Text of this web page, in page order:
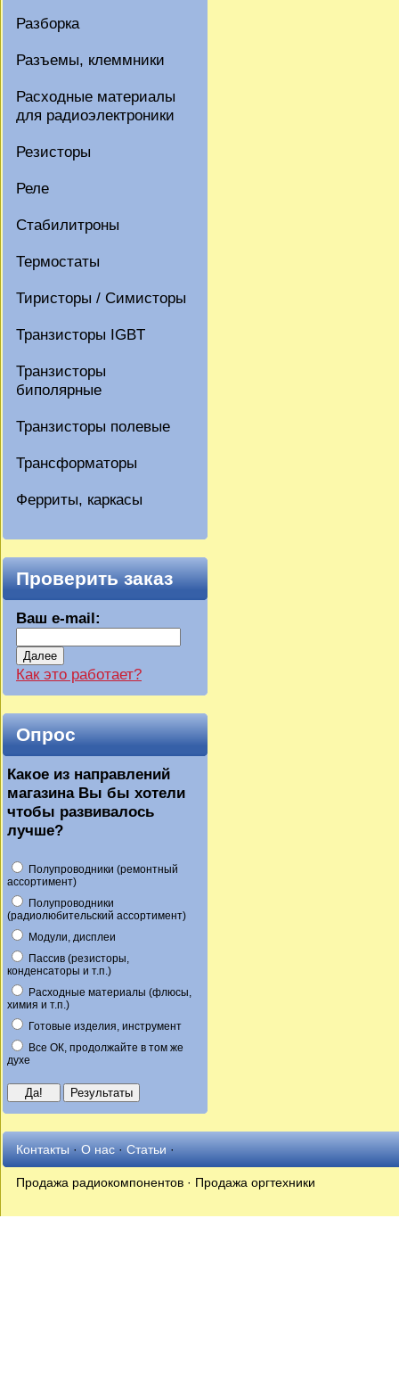
Разборка
Разъемы, клеммники
Расходные материалы
для радиоэлектроники
Резисторы
Реле
Стабилитроны
Термостаты
Тиристоры / Симисторы
Транзисторы IGBT
Транзисторы
биполярные
Транзисторы полевые
Трансформаторы
Ферриты, каркасы
Проверить заказ
Ваш e-mail:
Далее
Как это работает?
Опрос
Какое из направлений
магазина Вы бы хотели
чтобы развивалось
лучше?
Полупроводники (ремонтный
ассортимент)
Полупроводники
(радиолюбительский ассортимент)
Модули, дисплеи
Пассив (резисторы,
конденсаторы и т.п.)
Расходные материалы (флюсы,
химия и т.п.)
Готовые изделия, инструмент
Все ОК, продолжайте в том же
духе
Контакты·О нас·Статьи·
Продажа радиокомпонентов · Продажа оргтехники